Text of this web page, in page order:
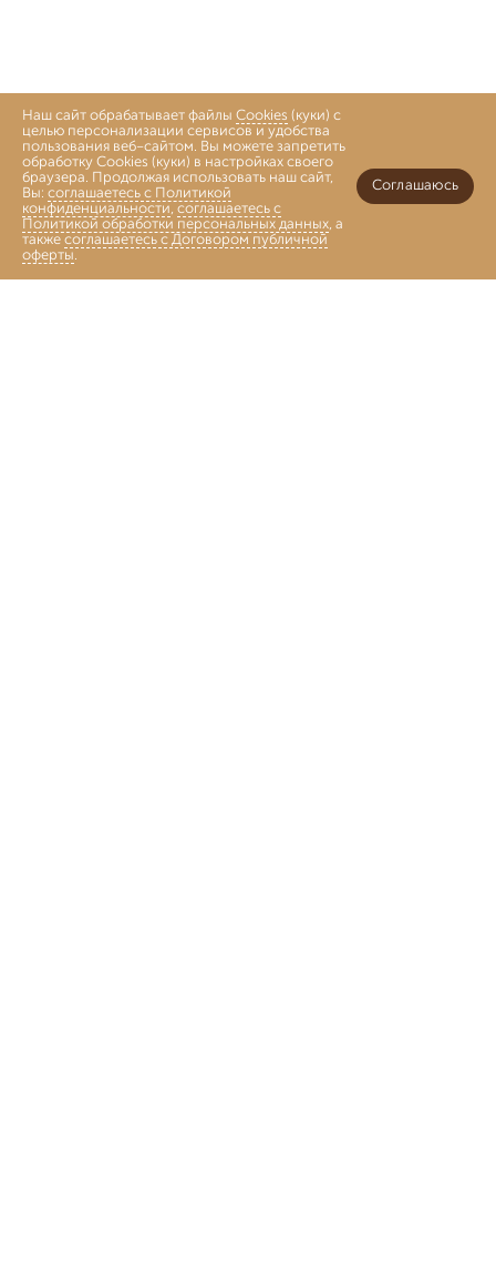
Главная
Наш сайт обрабатывает файлы Cookies (куки) с
целью персонализации сервисов и удобства
пользования веб-сайтом. Вы можете запретить
обработку Cookies (куки) в настройках своего
браузера. Продолжая использовать наш сайт,
Вы: соглашаетесь с Политикой
конфиденциальности, соглашаетесь с
Политикой обработки персональных данных, а
также соглашаетесь с Договором публичной
оферты.
Соглашаюсь